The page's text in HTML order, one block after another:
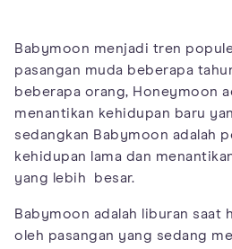
Babymoon menjadi tren
pasangan muda beberapa
beberapa orang, Honeymoon
menantikan kehidupan baru
sedangkan Babymoon adalah
kehidupan lama dan
yang lebih besar.
Babymoon adalah liburan saat
oleh pasangan yang sedang